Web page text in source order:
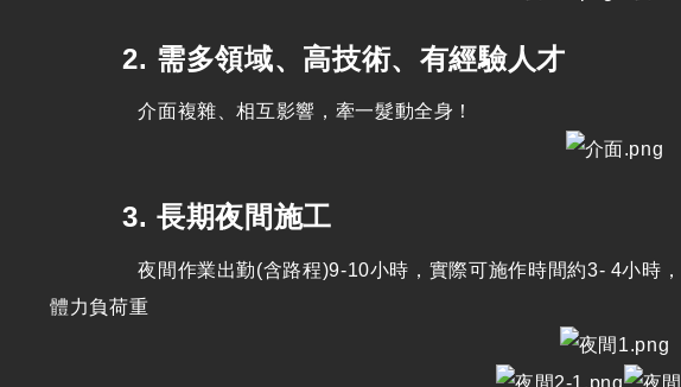
2. 需多領域、高技術、有經驗人才
介面複雜、相互影響，牽一髮動全身！
3. 長期夜間施工
夜間作業出勤(含路程)9-10小時，實際可施作時間約3- 4小時，整
體力負荷重